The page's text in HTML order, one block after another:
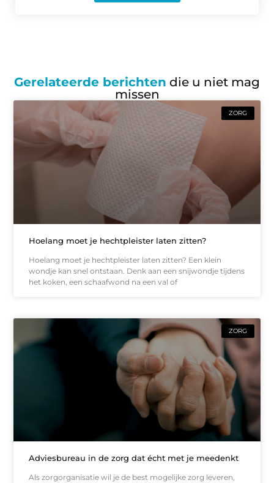
Gerelateerde berichten die u niet mag
missen
ZORG
Hoelang moet je hechtpleister laten zitten?
Hoelang moet je hechtpleister laten zitten? Een klein
wondje kan snel ontstaan. Denk aan een snijwondje tijdens
het koken, een schaafwond na een val of
ZORG
Adviesbureau in de zorg dat écht met je meedenkt
Als zorgorganisatie wil je de best mogelijke zorg leveren,